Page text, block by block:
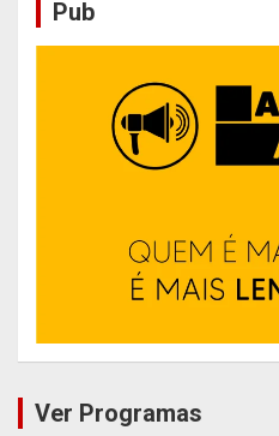
Pub
Ver Programas